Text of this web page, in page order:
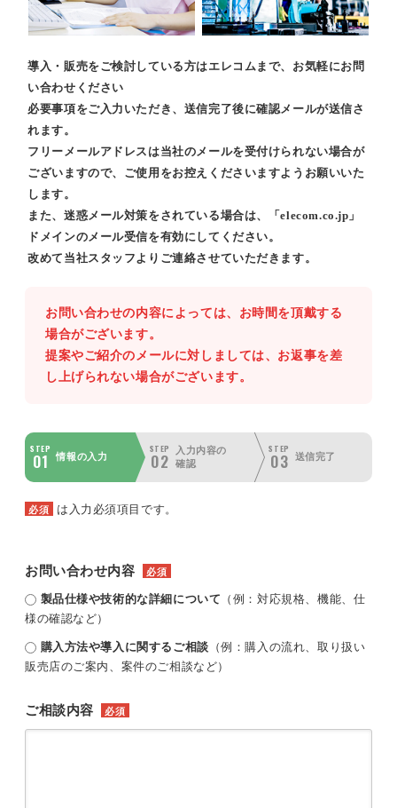
導入・販売をご検討している方はエレコムまで、お気軽にお問
い合わせください
必要事項をご入力いただき、送信完了後に確認メールが送信さ
れます。
フリーメールアドレスは当社のメールを受付けられない場合が
ございますので、ご使用をお控えくださいますようお願いいた
します。
また、迷惑メール対策をされている場合は、「elecom.co.jp」
ドメインのメール受信を有効にしてください。
改めて当社スタッフよりご連絡させていただきます。
お問い合わせの内容によっては、お時間を頂戴する
場合がございます。
提案やご紹介のメールに対しましては、お返事を差
し上げられない場合がございます。
STEP
01 情報の入力
STEP
02
入力内容の
確認
STEP
03 送信完了
必須 は入力必須項目です。
お問い合わせ内容 必須
製品仕様や技術的な詳細について （例：対応規格、機能、仕
様の確認など）
購入方法や導入に関するご相談 （例：購入の流れ、取り扱い
販売店のご案内、案件のご相談など）
ご相談内容 必須